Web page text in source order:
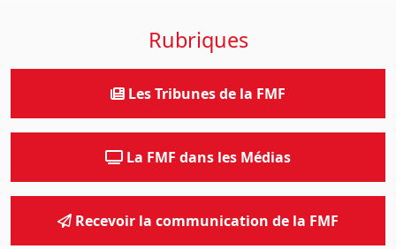
Rubriques
Les Tribunes de la FMF
La FMF dans les Médias
Recevoir la communication de la FMF